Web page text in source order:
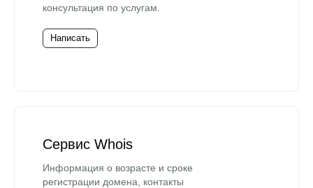
консультация по услугам.
Написать
Сервис Whois
Информация о возрасте и сроке
регистрации домена, контакты